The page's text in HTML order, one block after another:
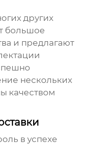
других
большое
и предлагают
нескольких
качеством
в успехе